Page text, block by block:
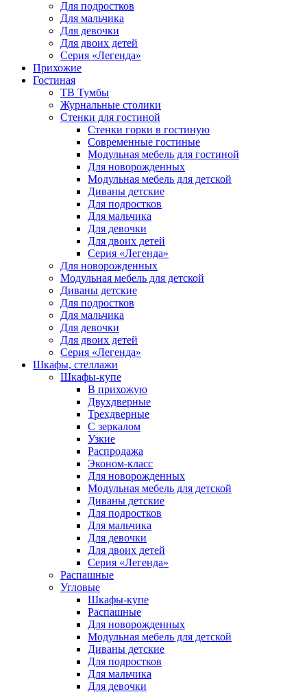
Для подростков
Для мальчика
Для девочки
Для двоих детей
Серия «Легенда»
Прихожие
Гостиная
ТВ Тумбы
Журнальные столики
Стенки для гостиной
Стенки горки в гостиную
Современные гостиные
Модульная мебель для гостиной
Для новорожденных
Модульная мебель для детской
Диваны детские
Для подростков
Для мальчика
Для девочки
Для двоих детей
Серия «Легенда»
Для новорожденных
Модульная мебель для детской
Диваны детские
Для подростков
Для мальчика
Для девочки
Для двоих детей
Серия «Легенда»
Шкафы, стеллажи
Шкафы-купе
В прихожую
Двухдверные
Трехдверные
С зеркалом
Узкие
Распродажа
Эконом-класс
Для новорожденных
Модульная мебель для детской
Диваны детские
Для подростков
Для мальчика
Для девочки
Для двоих детей
Серия «Легенда»
Распашные
Угловые
Шкафы-купе
Распашные
Для новорожденных
Модульная мебель для детской
Диваны детские
Для подростков
Для мальчика
Для девочки